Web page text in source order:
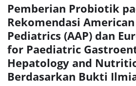
Pemberian Probiotik
Rekomendasi
Pediatrics (AAP) dan
for Paediatric
Hepatology and
Berdasarkan Bukti